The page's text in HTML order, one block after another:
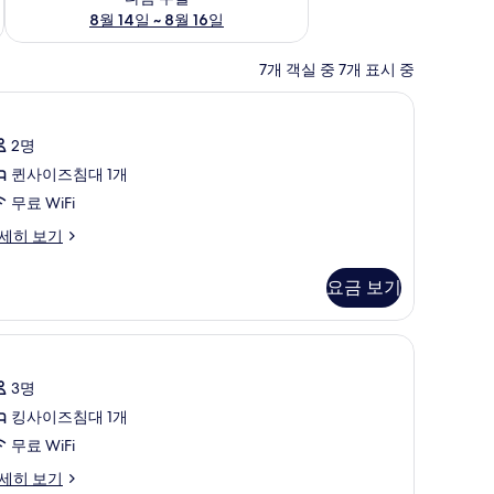
8월 14일 ~ 8월 16일
7개 객실 중 7개 표시 중
객실 내 금고, 다리미/다리미판, 무료 WiFi
2명
퀸사이즈침대 1개
무료 WiFi
히 보기
요금 보기
객실 내 금고, 다리미/다리미판, 무료 WiFi
3명
킹사이즈침대 1개
무료 WiFi
히 보기